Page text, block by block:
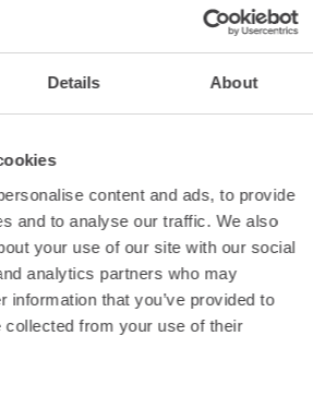
Details About
content and ads, to provide
and to analyse our traffic. We also
your use of our site with our social
analytics partners who may
information that you’ve provided to
collected from your use of their
halkaisija
veden suurin raekoko